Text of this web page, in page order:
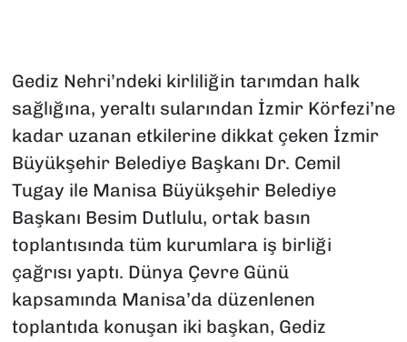
Gediz Nehri’ndeki kirliliğin tarımdan halk
sağlığına, yeraltı sularından İzmir Körfezi’ne
kadar uzanan etkilerine dikkat çeken İzmir
Büyükşehir Belediye Başkanı Dr. Cemil
Tugay ile Manisa Büyükşehir Belediye
Başkanı Besim Dutlulu, ortak basın
toplantısında tüm kurumlara iş birliği
çağrısı yaptı. Dünya Çevre Günü
kapsamında Manisa’da düzenlenen
toplantıda konuşan iki başkan, Gediz